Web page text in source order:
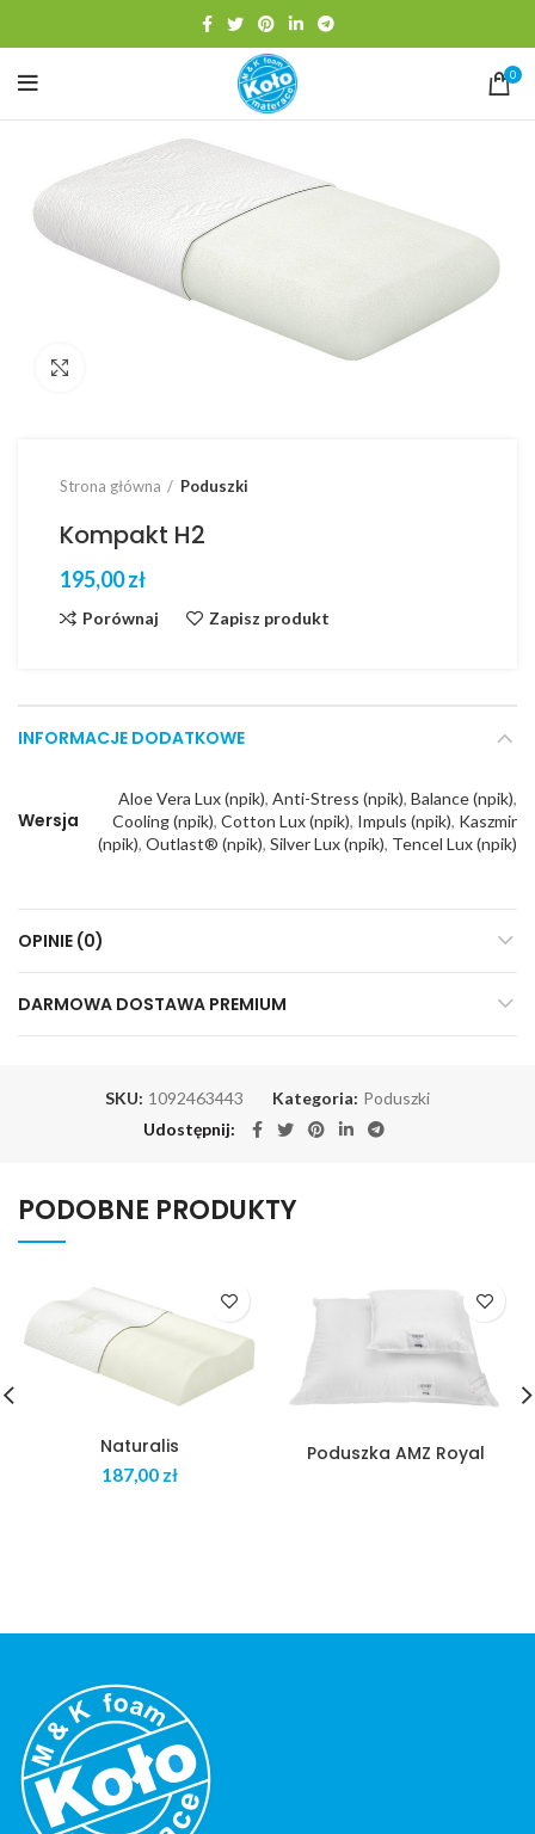
0
Strona główna Poduszki
Kompakt H2
zł
Porównaj Zapisz produkt
INFORMACJE DODATKOWE
Wersja
Aloe Vera Lux (npik), Anti-Stress (npik), Balance (npik),
Cooling (npik), Cotton Lux (npik), Impuls (npik), Kaszmir
(npik), Outlast® (npik), Silver Lux (npik), Tencel Lux (npik)
OPINIE (0)
DARMOWA DOSTAWA PREMIUM
SKU: 1092463443 Kategoria: Poduszki
Udostępnij
PODOBNE PRODUKTY
Naturalis
zł
Poduszka AMZ Royal